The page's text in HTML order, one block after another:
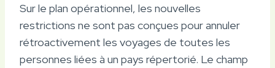
Sur le plan opérationnel, les nouvelles
restrictions ne sont pas conçues pour annuler
rétroactivement les voyages de toutes les
personnes liées à un pays répertorié. Le champ